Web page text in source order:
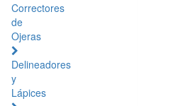
Correctores
de
Ojeras
Delineadores
y
Lápices